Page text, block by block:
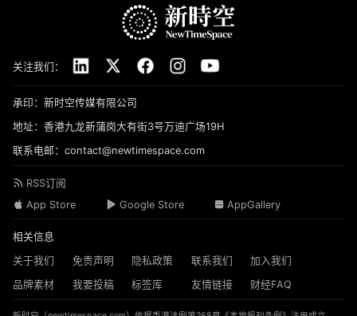
关注我们：
承印：新时空传媒有限公司
地址：香港九龙新蒲岗大有街3号万迪广场19H
联系电邮：contact@newtimespace.com
RSS订阅
App Store
Google Store AppGallery
相关信息
关于我们
免责声明 隐私政策 联系我们
加入我们
品牌素材
我要投稿 标签库 友情链接 财经FAQ